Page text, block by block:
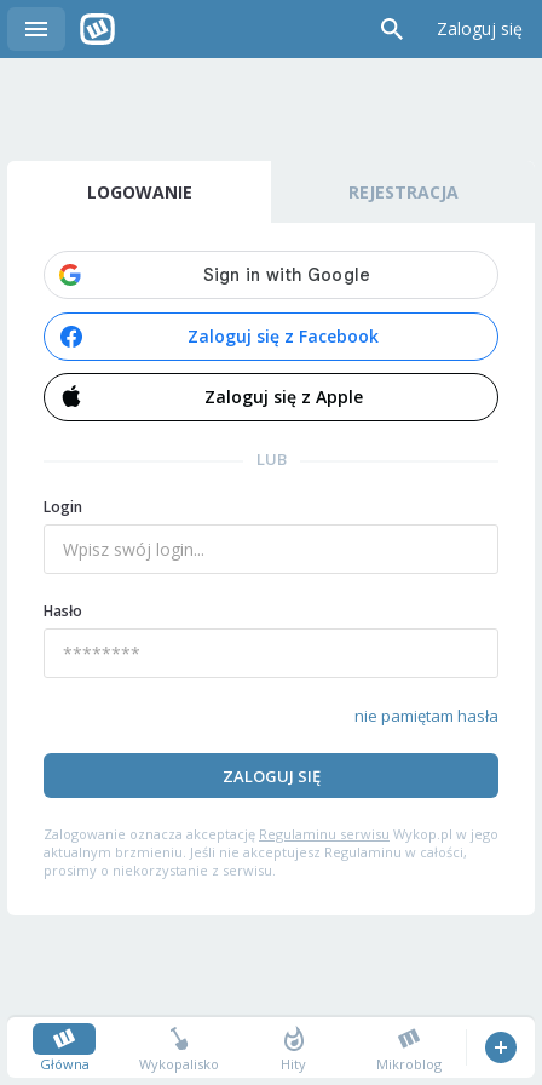
Zaloguj się
LOGOWANIE REJESTRACJA
Zaloguj się z Facebook
Zaloguj się z Apple
LUB
Login
Hasło
nie pamiętam hasła
ZALOGUJ SIĘ
Zalogowanie oznacza akceptację Regulaminu serwisu Wykop.pl w jego
aktualnym brzmieniu. Jeśli nie akceptujesz Regulaminu w całości,
prosimy o niekorzystanie z serwisu.
Główna Wykopalisko Hity Mikroblog